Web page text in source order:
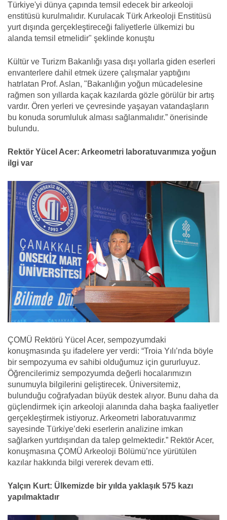
Türkiye'yi dünya çapında temsil edecek bir arkeoloji
enstitüsü kurulmalıdır. Kurulacak Türk Arkeoloji Enstitüsü
yurt dışında gerçekleştireceği faliyetlerle ülkemizi bu
alanda temsil etmelidir" şeklinde konuştu
Kültür ve Turizm Bakanlığı yasa dışı yollarla giden eserleri
envanterlere dahil etmek üzere çalışmalar yaptığını
hatrlatan Prof. Aslan, "Bakanlığın yoğun mücadelesine
rağmen son yıllarda kaçak kazılarda gözle görülür bir artış
vardır. Ören yerleri ve çevresinde yaşayan vatandaşların
bu konuda sorumluluk alması sağlanmalıdır.” önerisinde
bulundu.
Rektör Yücel Acer: Arkeometri laboratuvarımıza yoğun
ilgi var
ÇOMÜ Rektörü Yücel Acer, sempozyumdaki
konuşmasında şu ifadelere yer verdi: “Troia Yılı’nda böyle
bir sempozyuma ev sahibi olduğumuz için gururluyuz.
Öğrencilerimiz sempozyumda değerli hocalarımızın
sunumuyla bilgilerini geliştirecek. Üniversitemiz,
bulunduğu coğrafyadan büyük destek alıyor. Bunu daha da
güçlendirmek için arkeoloji alanında daha başka faaliyetler
gerçekleştirmek istiyoruz. Arkeometri laboratuvarımız
sayesinde Türkiye’deki eserlerin analizine imkan
sağlarken yurtdışından da talep gelmektedir.” Rektör Acer,
konuşmasına ÇOMÜ Arkeoloji Bölümü’nce yürütülen
kazılar hakkında bilgi vererek devam etti.
Yalçın Kurt: Ülkemizde bir yılda yaklaşık 575 kazı
yapılmaktadır